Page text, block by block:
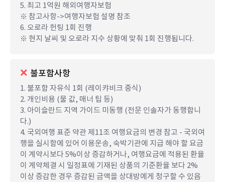
5. 최고 1억원 해외여행자보험
※ 참고사항->여행자보험 설명 참조
6. 오로라 헌팅 1회 진행
※ 현지 날씨 및 오로라 지수 상황에 맞춰 1회 진행됩니다.
불포함사항
1. 불포함 자유식 1회 (레이캬비크 중식)
2. 개인비용 (물 값, 매너 팁 등)
3. 아이슬란드 지역 가이드 미동행 (전문 인솔자가 동행합니
다.)
4. 국외여행 표준 약관 제11조 여행요금의 변경 참고 - 국외여
행을 실시함에 있어 이용운송, 숙박기관에 지급 해야 할 요금
이 계약시보다 5%이상 증감하거나, 여행요금에 적용된 환율
이 계약체결 시 일정표에 기재된 상품의 기준환율 보다 2%
이상 증감한 경우 증감된 금액을 상대방에게 청구할 수 있음